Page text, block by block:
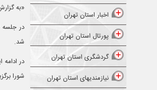
اخبار استان تهران
پورتال استان تهران
گردشگری استان تهران
نیازمندیهای استان تهران
«به
شد.
در
شورا